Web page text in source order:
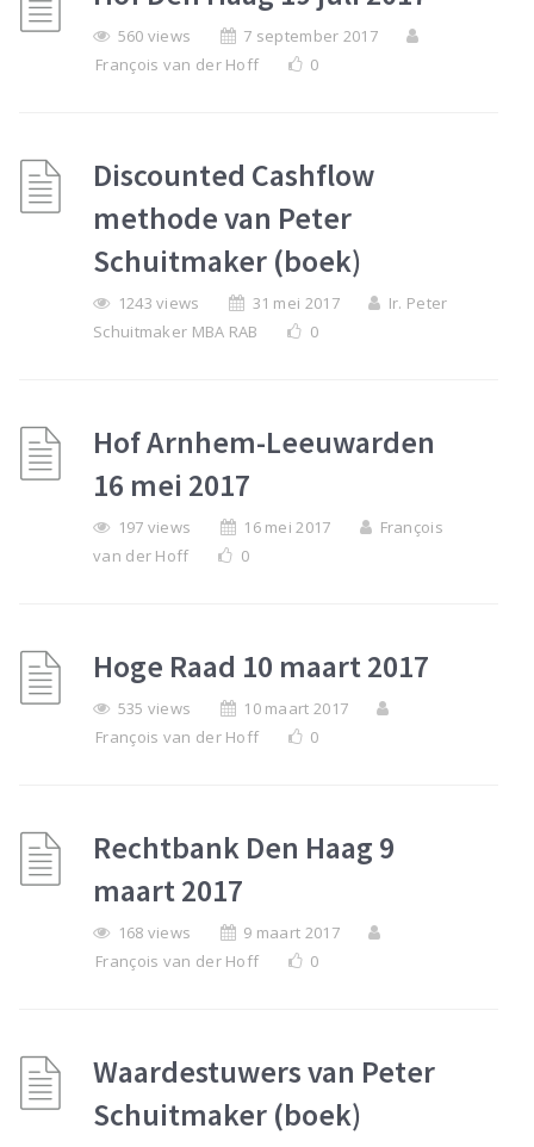
560 views
7 september 2017
François van der Hoff
0
Discounted Cashflow
methode van Peter
Schuitmaker (boek)
1243 views 31 mei 2017
Ir. Peter
Schuitmaker MBA RAB
0
Hof Arnhem-Leeuwarden
16 mei 2017
197 views 16 mei 2017
François
van der Hoff
0
Hoge Raad 10 maart 2017
535 views
10 maart 2017
François van der Hoff
0
Rechtbank Den Haag 9
maart 2017
168 views
9 maart 2017
François van der Hoff
0
Waardestuwers van Peter
Schuitmaker (boek)